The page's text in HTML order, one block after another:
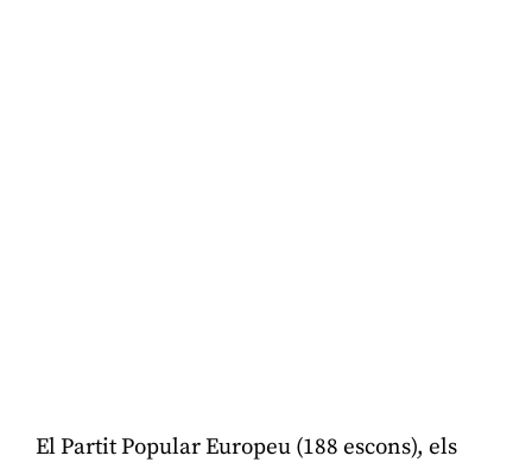
El Partit Popular Europeu (188 escons), els